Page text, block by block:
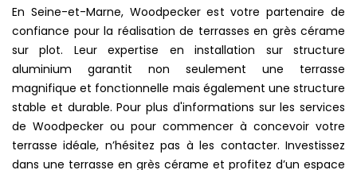
En Seine-et-Marne, Woodpecker est votre partenaire de
confiance pour la réalisation de terrasses en grès cérame
sur plot. Leur expertise en installation sur structure
aluminium garantit non seulement une terrasse
magnifique et fonctionnelle mais également une structure
stable et durable. Pour plus d'informations sur les services
de Woodpecker ou pour commencer à concevoir votre
terrasse idéale, n’hésitez pas à les contacter. Investissez
dans une terrasse en grès cérame et profitez d’un espace